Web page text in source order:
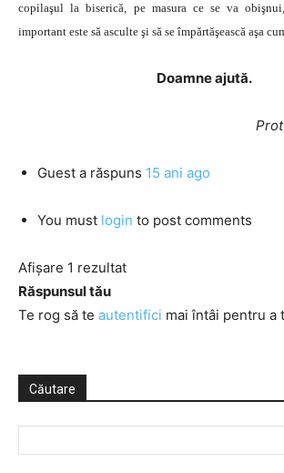
copilaşul la biserică, pe masura ce se va
important este să asculte şi să se împărtăşească aşa
Doamne ajută.
Guest a răspuns 15 ani ago
You must login to post comments
Afișare 1 rezultat
Răspunsul tău
Te rog să te autentifici mai întâi pentru a
Căutare